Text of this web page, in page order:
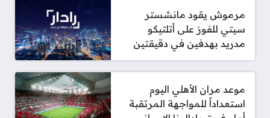
مرموش يقود مانشستر
سيتي للفوز على أتلتيكو
مدريد بهدفين في دقيقتين
موعد مران الأهلي اليوم
استعداداً للمواجهة المرتقبة